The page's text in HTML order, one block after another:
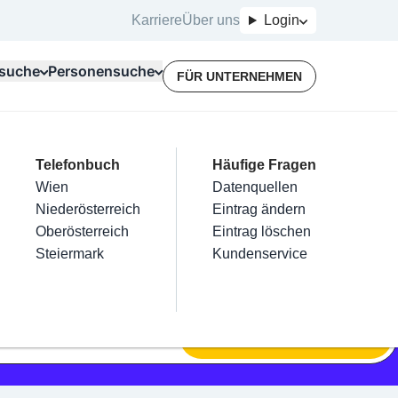
KarriereÜber uns Login
Kategorien
Friseur
Nägel
Haarentfernung
Make-Up
Für Unternehmer
Terminbuchung
Kostenlose Beratung
Top Branchen
Elektriker
Installateure
Maler & Lackierer
Branchen A-Z
Mein Firmeneintrag
Eintrag hinzufügen
Eintrag beanspruchen
Eintrag verwalten
Eintrag bewerben
Personensuche
Telefonbuch
Wien
Niederösterreich
Oberösterreich
Steiermark
Häufige Fragen
Datenquellen
Eintrag ändern
Eintrag löschen
Kundenservice
FÜR UNTERNEHMEN